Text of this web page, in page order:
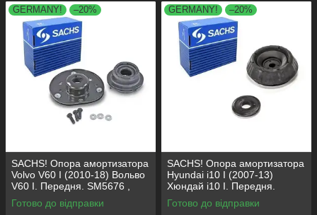
GERMANY! –20%
SACHS! Опора амортизатора
Volvo V60 I (2010-18) Вольво
V60 I. Передня. SM5676 ,
803053 , KB652.30
Готово до відправки
GERMANY! –20%
SACHS! Опора амортизатора
Hyundai i10 I (2007-13)
Хюндай i10 I. Передня.
SM5818 , 801063 , KB689.27 ,
VKDA88511
Готово до відправки